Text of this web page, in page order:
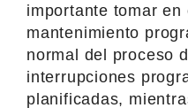
importante tomar en
mantenimiento
normal del proceso
interrupciones
planificadas,